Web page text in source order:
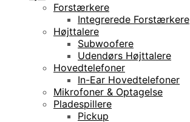
Forstærkere
Integrerede Forstærkere
Højttalere
Subwoofere
Udendørs Højttalere
Hovedtelefoner
In-Ear Hovedtelefoner
Mikrofoner & Optagelse
Pladespillere
Pickup